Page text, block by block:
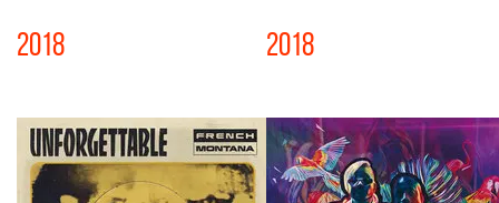
2018 2018